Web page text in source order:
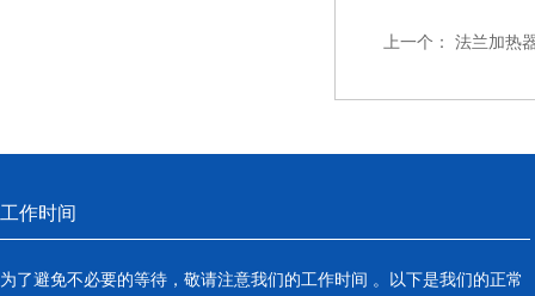
上一个： 法兰加热
工作时间
为了避免不必要的等待，敬请注意我们的工作时间 。以下是我们的正常